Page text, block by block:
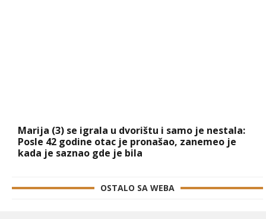
Marija (3) se igrala u dvorištu i samo je nestala:
Posle 42 godine otac je pronašao, zanemeo je
kada je saznao gde je bila
OSTALO SA WEBA